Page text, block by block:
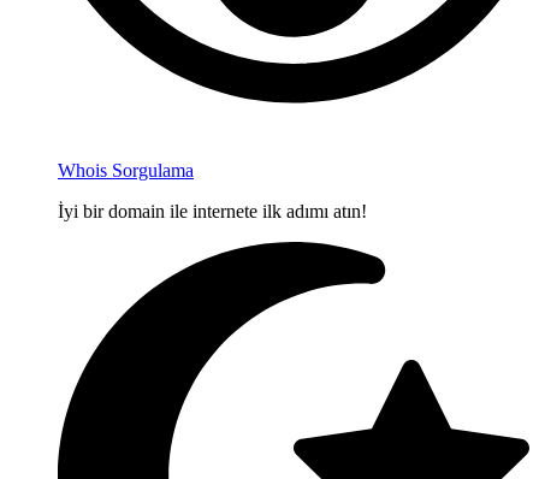
Whois Sorgulama
İyi bir domain ile internete ilk adımı atın!